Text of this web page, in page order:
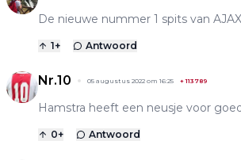
De nieuwe nummer 1 spits van AJAX
1+ Antwoord
Nr.10 05 augustus 2022 om 16:25 +113789
Hamstra heeft een neusje voor
0+ Antwoord